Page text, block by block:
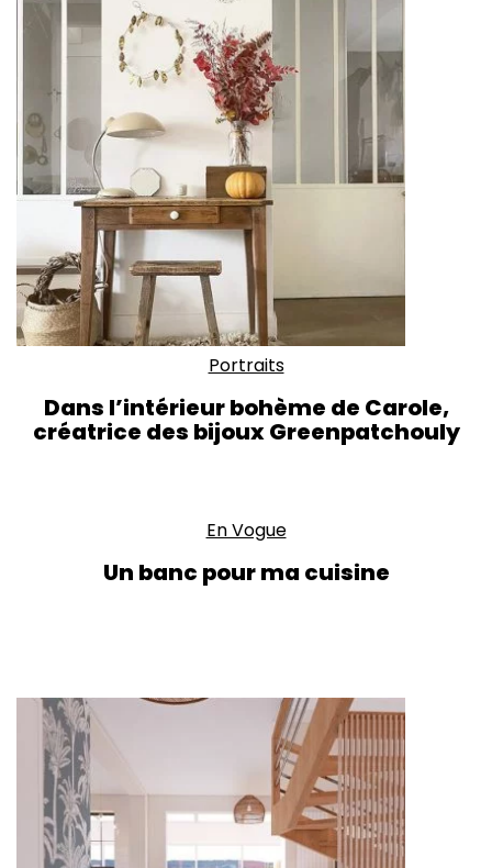
Portraits
Dans l’intérieur bohème de Carole,
créatrice des bijoux Greenpatchouly
En Vogue
Un banc pour ma cuisine